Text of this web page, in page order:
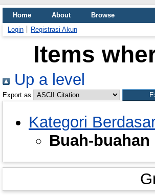
Home About
Browse
Login
Registrasi Akun
Items
Up a level
Export as
Kategori
Buah-buahan